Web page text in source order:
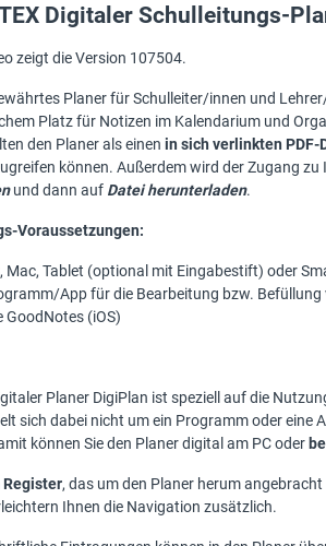
Digitaler Schulleitungs-
zeigt die Version 107504.
Planer für Schulleiter/innen und
Platz für Notizen im Kalendarium und
den Planer als einen in sich verlinkten PDF-
können. Außerdem wird der Zugang
und dann auf Datei herunterladen.
Voraussetzungen:
Mac, Tablet (optional mit Eingabestift) oder
App für die Bearbeitung bzw.
GoodNotes (iOS)
Planer DigiPlan ist speziell auf die
sich dabei nicht um ein Programm oder eine
können Sie den Planer digital am PC oder
Register, das um den Planer herum
Ihnen die Navigation zusätzlich.